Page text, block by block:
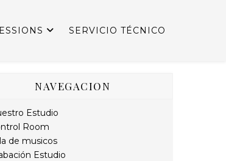
SERVICIO TÉCNICO
NAVEGACION
Estudio
Room
de musicos
Estudio